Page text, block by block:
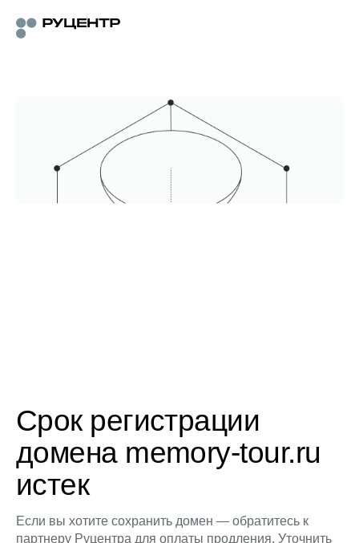
Срок регистрации
домена memory-tour.ru
истек
Если вы хотите сохранить домен — обратитесь к
партнеру Руцентра для оплаты продления. Уточнить